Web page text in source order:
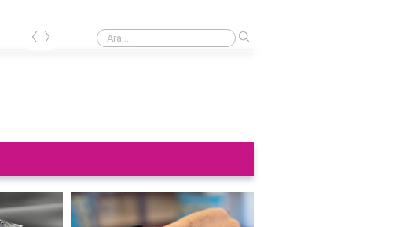
Saat neden sağa takılmaz?
‹ ›